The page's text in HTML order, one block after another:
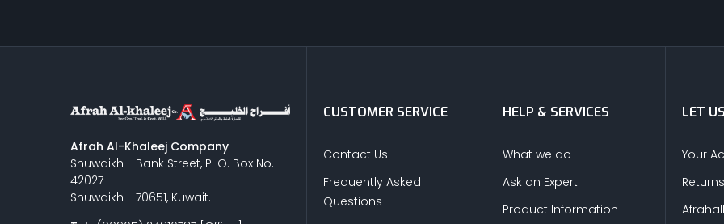
Afrah Al-Khaleej Company
Shuwaikh - Bank Street, P. O. Box No.
42027
Shuwaikh - 70651, Kuwait.
CUSTOMER SERVICE
Contact Us
Frequently Asked
Questions
HELP & SERVICES
What we do
Ask an Expert
Product Information
LET
Your